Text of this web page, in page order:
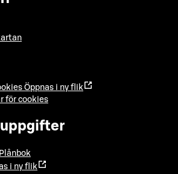
Öppnas i ny flik
för cookies
i ny flik